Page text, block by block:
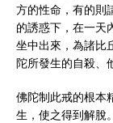
方的性命，有的則
的誘惑下，在一天
坐中出來，為諸比
陀所發生的自殺、
佛陀制此戒的根本
生，使之得到解脫